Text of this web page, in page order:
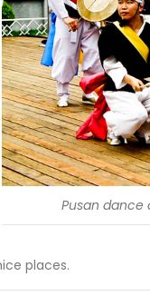
Pusan dance
places.